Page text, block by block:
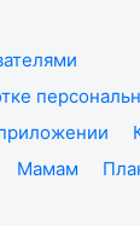
Мамам